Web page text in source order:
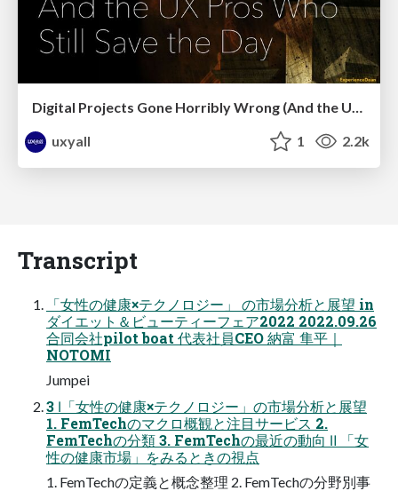
Digital Projects Gone Horribly Wrong (And the UX Pros Who Still Save the Day) - Dean Schuster
uxyall
1 2.2k
Transcript
「女性の健康×テクノロジー」 の市場分析と展望 in
ダイエット＆ビューティーフェア2022 2022.09.26
合同会社pilot boat 代表社員CEO 納富 隼平｜
NOTOMI
Jumpei
3 Ⅰ「女性の健康×テクノロジー」の市場分析と展望
1. FemTechのマクロ概観と注目サービス 2.
FemTechの分類 3. FemTechの最近の動向 Ⅱ 「女
性の健康市場」をみるときの視点
1. FemTechの定義と概念整理 2. FemTechの分野別事